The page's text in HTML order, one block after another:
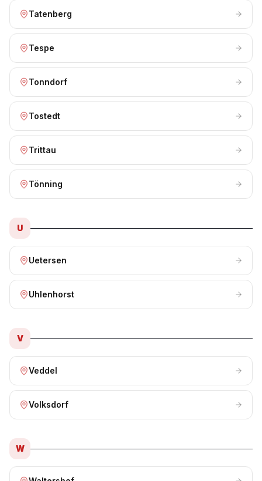
Tatenberg
Tespe
Tonndorf
Tostedt
Trittau
Tönning
U
Uetersen
Uhlenhorst
V
Veddel
Volksdorf
W